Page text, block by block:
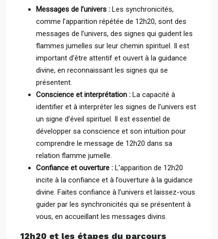
Messages de l’univers : Les synchronicités,
comme l’apparition répétée de 12h20, sont des
messages de l’univers, des signes qui guident les
flammes jumelles sur leur chemin spirituel. Il est
important d’être attentif et ouvert à la guidance
divine, en reconnaissant les signes qui se
présentent.
Conscience et interprétation : La capacité à
identifier et à interpréter les signes de l’univers est
un signe d’éveil spirituel. Il est essentiel de
développer sa conscience et son intuition pour
comprendre le message de 12h20 dans sa
relation flamme jumelle.
Confiance et ouverture : L’apparition de 12h20
incite à la confiance et à l’ouverture à la guidance
divine. Faites confiance à l’univers et laissez-vous
guider par les synchronicités qui se présentent à
vous, en accueillant les messages divins.
12h20 et les étapes du parcours